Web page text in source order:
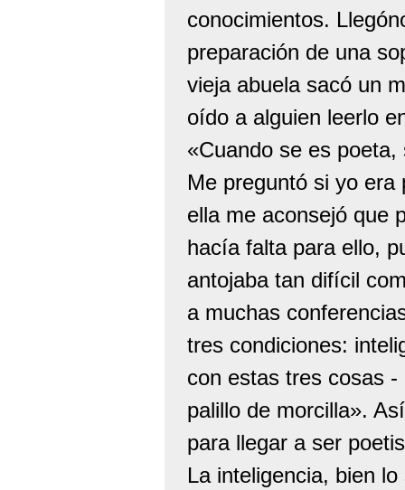
conocimientos.
preparación de una
vieja abuela sacó un
oído a alguien leerlo
«Cuando se es
Me preguntó si yo
ella me aconsejó que
hacía falta para ello,
antojaba tan difícil
a muchas
tres condiciones:
con estas tres cosas
palillo de morcilla».
para llegar a ser
La inteligencia, bien